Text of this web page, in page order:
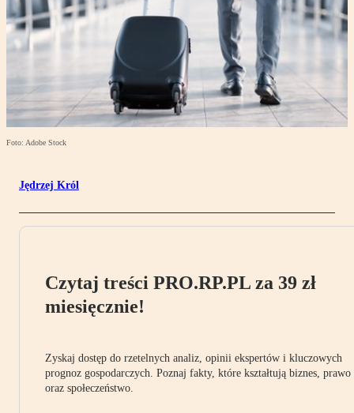
Foto: Adobe Stock
Jędrzej Król
Czytaj treści PRO.RP.PL za 39 zł
miesięcznie!
Zyskaj dostęp do rzetelnych analiz, opinii ekspertów i kluczowych
prognoz gospodarczych. Poznaj fakty, które kształtują biznes, prawo
oraz społeczeństwo.